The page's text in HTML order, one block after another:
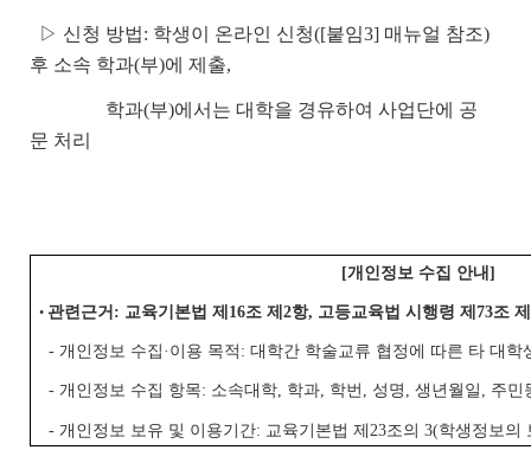
▷ 신청 방법: 학생이 온라인 신청([붙임3] 매뉴얼 참조)
후 소속 학과(부)에 제출,
학과(부)에서는 대학을 경유하여 사업단에 공
문 처리
[개인정보 수집 안내]
• 관련근거: 교육기본법 제16조 제2항, 고등교육법 시행령 제73조
- 개인정보 수집·이용 목적: 대학간 학술교류 협정에 따른 타 대
- 개인정보 수집 항목: 소속대학, 학과, 학번, 성명, 생년월일, 주
- 개인정보 보유 및 이용기간: 교육기본법 제23조의 3(학생정보의